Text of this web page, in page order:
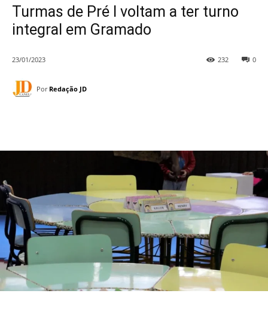
Turmas de Pré I voltam a ter turno
integral em Gramado
23/01/2023 0
232
Por Redação JD